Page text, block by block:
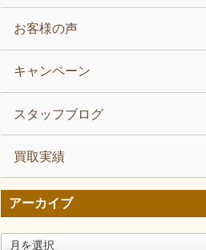
お客様の声
キャンペーン
スタッフブログ
買取実績
アーカイブ
ア